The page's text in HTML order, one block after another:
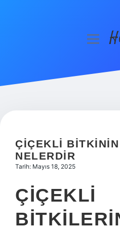
Hakkımızda
menüyü
ÇIÇEKLI
NELERDIR
Tarih: Mayıs 18, 2025
ÇIÇEKLI